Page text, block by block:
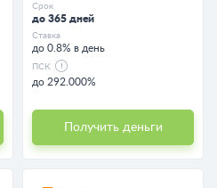
Срок
до 365 дней
Ставка
до 0.8% в день
ПСК
до 292.000%
Получить деньги